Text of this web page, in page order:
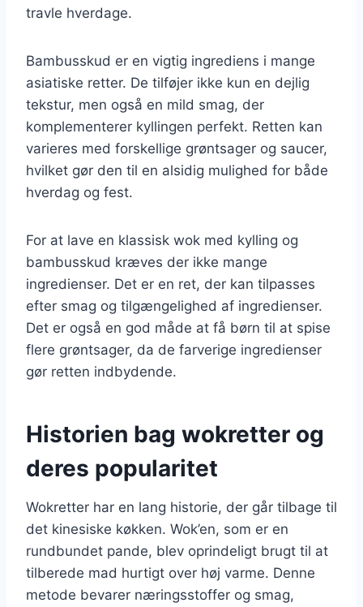
travle hverdage.
Bambusskud er en vigtig ingrediens i mange
asiatiske retter. De tilføjer ikke kun en dejlig
tekstur, men også en mild smag, der
komplementerer kyllingen perfekt. Retten kan
varieres med forskellige grøntsager og saucer,
hvilket gør den til en alsidig mulighed for både
hverdag og fest.
For at lave en klassisk wok med kylling og
bambusskud kræves der ikke mange
ingredienser. Det er en ret, der kan tilpasses
efter smag og tilgængelighed af ingredienser.
Det er også en god måde at få børn til at spise
flere grøntsager, da de farverige ingredienser
gør retten indbydende.
Historien bag wokretter og
deres popularitet
Wokretter har en lang historie, der går tilbage til
det kinesiske køkken. Wok’en, som er en
rundbundet pande, blev oprindeligt brugt til at
tilberede mad hurtigt over høj varme. Denne
metode bevarer næringsstoffer og smag,